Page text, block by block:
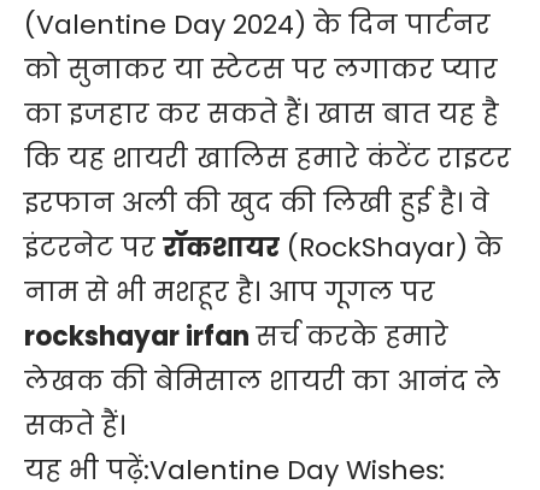
(Valentine Day 2024) के दिन पार्टनर
को सुनाकर या स्टेटस पर लगाकर प्यार
का इजहार कर सकते हैं। खास बात यह है
कि यह शायरी खालिस हमारे कंटेंट राइटर
इरफान अली की खुद की लिखी हुई है। वे
इंटरनेट पररॉकशायर (RockShayar) के
नाम से भी मशहूर है। आप गूगल पर
rockshayar irfanसर्च करके हमारे
लेखक की बेमिसाल शायरी का आनंद ले
सकते हैं।
यह भी पढ़ें:Valentine Day Wishes: